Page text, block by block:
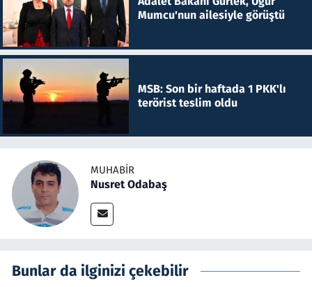
Mumcu'nun ailesiyle görüştü
MSB: Son bir haftada 1 PKK'lı
terörist teslim oldu
MUHABIR
Nusret Odabaş
Bunlar da ilginizi çekebilir